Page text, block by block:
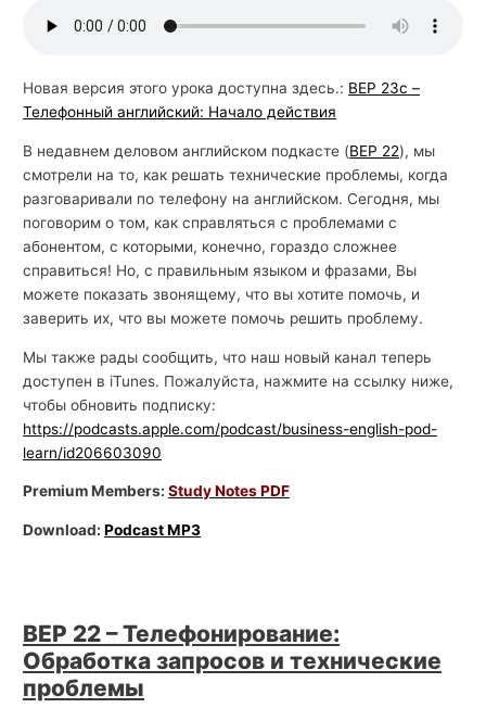
Новая версия этого урока доступна здесь.: BEP 23c –
Телефонный английский: Начало действия
В недавнем деловом английском подкасте (BEP 22), мы
смотрели на то, как решать технические проблемы, когда
разговаривали по телефону на английском. Сегодня, мы
поговорим о том, как справляться с проблемами с
абонентом, с которыми, конечно, гораздо сложнее
справиться! Но, с правильным языком и фразами, Вы
можете показать звонящему, что вы хотите помочь, и
заверить их, что вы можете помочь решить проблему.
Мы также рады сообщить, что наш новый канал теперь
доступен в iTunes. Пожалуйста, нажмите на ссылку ниже,
чтобы обновить подписку:
https://podcasts.apple.com/podcast/business-english-pod-
learn/id206603090
Premium Members:Study Notes PDF
Download:Podcast MP3
BEP 22 – Телефонирование:
Обработка запросов и технические
проблемы
к
о
г
о